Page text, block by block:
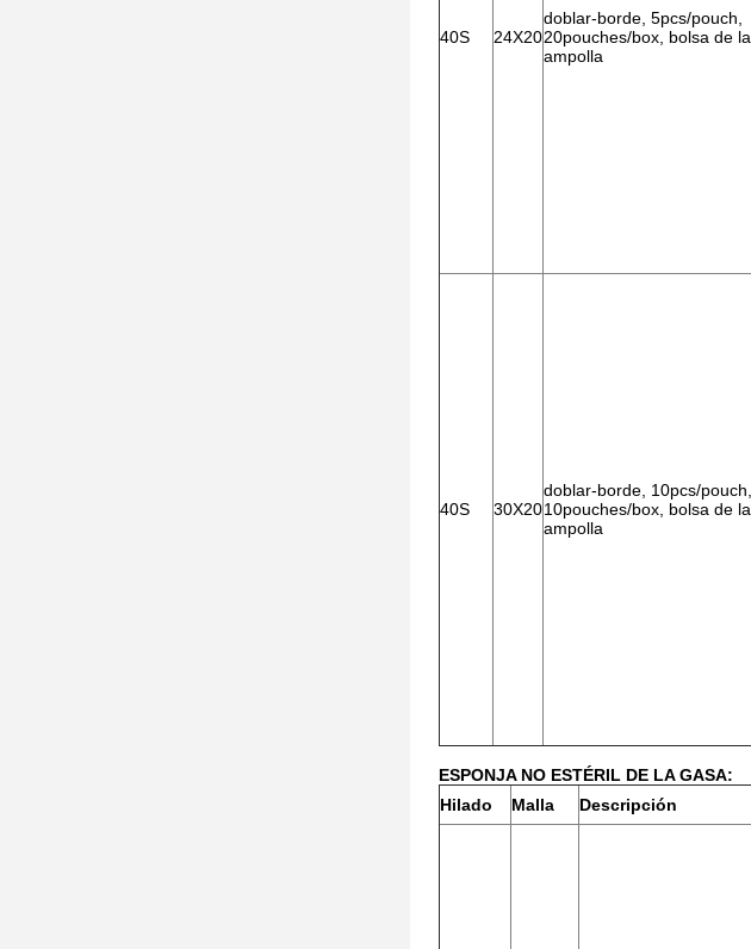
40S 24X20
doblar-borde, 5pcs/pouch,
20pouches/box, bolsa de la
ampolla
40S 30X20
doblar-borde, 10pcs/pouch,
10pouches/box, bolsa de la
ampolla
ESPONJA NO ESTÉRIL DE LA GASA:
Hilado
Malla Descripción